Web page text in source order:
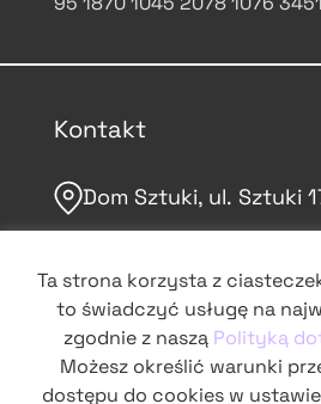
Kontakt
Dom Sztuki, ul. Sztuki
domsztuki.org
Ta strona korzysta z
to świadczyć usługę na
zgodnie z naszą Polityką
Możesz określić warunki
dostępu do cookies w